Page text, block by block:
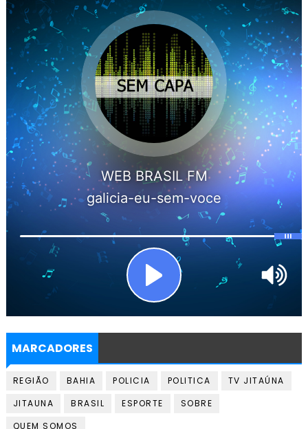
MARCADORES
REGIÃO BAHIA POLICIA POLITICA
TV JITAÚNA
JITAUNA
BRASIL ESPORTE
SOBRE
QUEM SOMOS